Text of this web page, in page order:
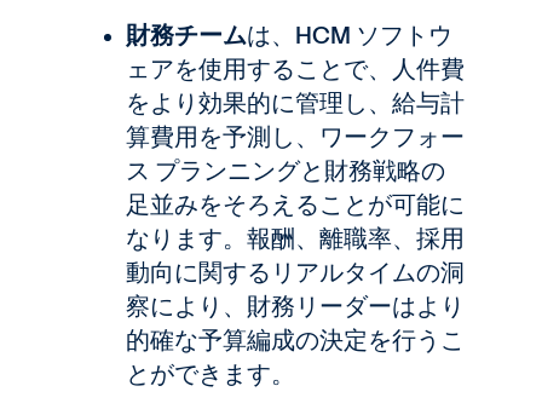
財務チームは、HCM ソフトウ
ェアを使用することで、人件費
をより効果的に管理し、給与計
算費用を予測し、ワークフォー
ス プランニングと財務戦略の
足並みをそろえることが可能に
なります。報酬、離職率、採用
動向に関するリアルタイムの洞
察により、財務リーダーはより
的確な予算編成の決定を行うこ
とができます。